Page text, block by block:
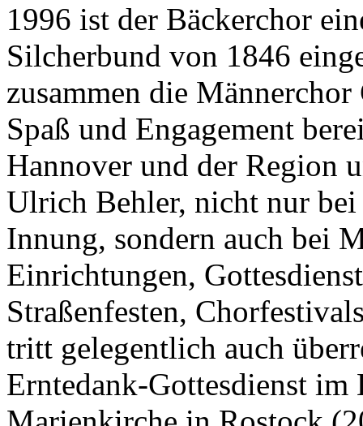
1996 ist der Bäckerchor
Silcherbund von 1846
zusammen die
Spaß und Engagement
Hannover und der Region
Ulrich Behler, nicht nur
Innung, sondern auch bei
Einrichtungen,
Straßenfesten,
tritt gelegentlich auch
Erntedank-Gottesdienst